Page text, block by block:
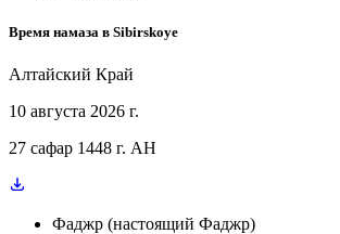
Время намаза в Sibirskoye
Алтайский Край
10 августа 2026 г.
27 сафар 1448 г. AH
Фаджр (настоящий Фаджр)